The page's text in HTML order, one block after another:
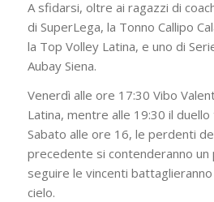
A sfidarsi, oltre ai ragazzi di
di SuperLega, la Tonno Callipo
la Top Volley Latina, e uno di
Aubay Siena.
Venerdì alle ore 17:30 Vibo
Latina, mentre alle 19:30 il duello
Sabato alle ore 16, le perdenti
precedente si contenderanno un
seguire le vincenti
cielo.